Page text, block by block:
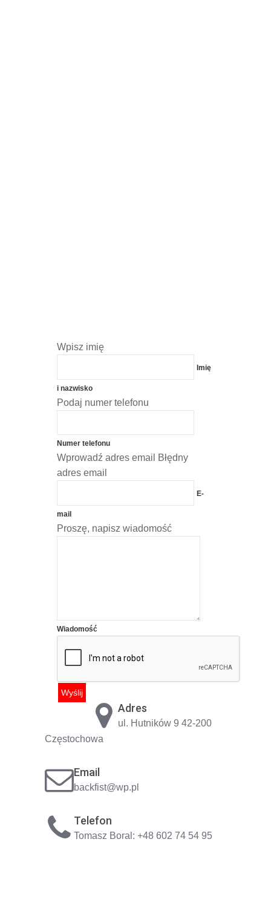
Wpisz imię
Imię
i nazwisko
Podaj numer telefonu
Numer telefonu
Wprowadź adres email
Błędny
adres email
E-
mail
Proszę, napisz wiadomość
Wiadomość
Adres
ul. Hutników 9 42-200
Częstochowa
Email
backfist@wp.pl
Telefon
Tomasz Boral: +48 602 74 54 95